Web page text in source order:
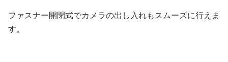
ファスナー開閉式でカメラの出し入れもスムーズに行えま
す。